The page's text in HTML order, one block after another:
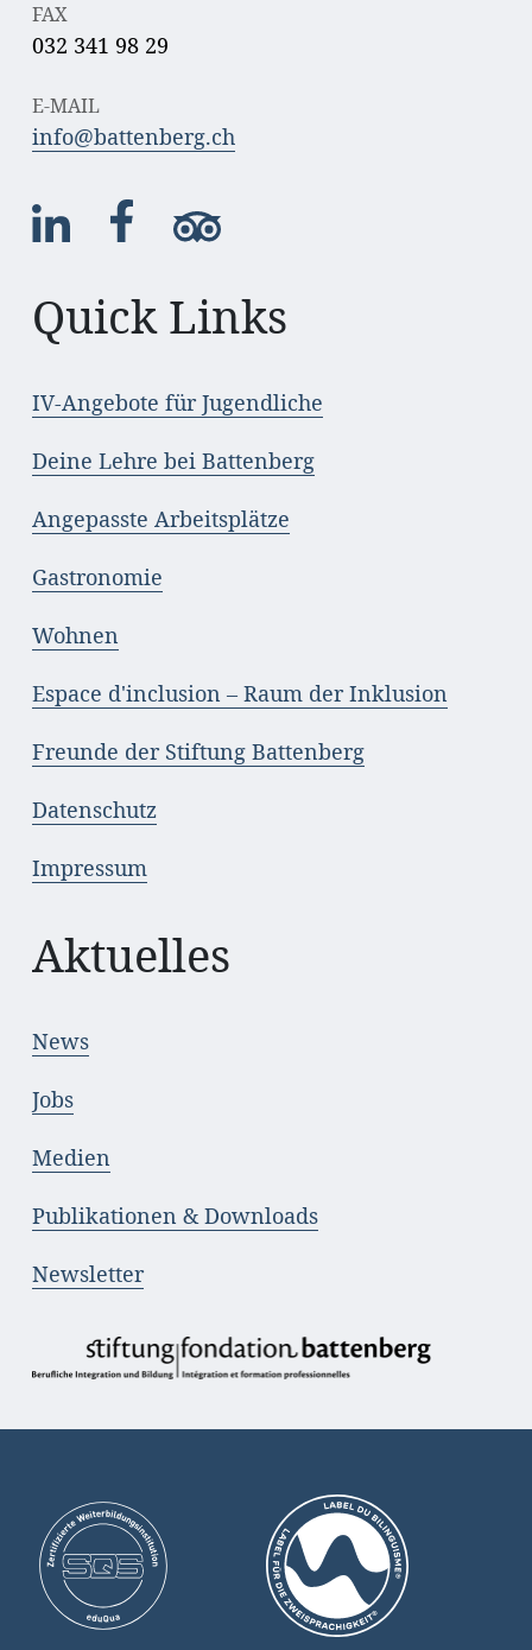
FAX
032 341 98 29
E-MAIL
info@battenberg.ch
Quick Links
IV-Angebote für Jugendliche
Deine Lehre bei Battenberg
Angepasste Arbeitsplätze
Gastronomie
Wohnen
Espace d'inclusion – Raum der Inklusion
Freunde der Stiftung Battenberg
Datenschutz
Impressum
Aktuelles
News
Jobs
Medien
Publikationen & Downloads
Newsletter